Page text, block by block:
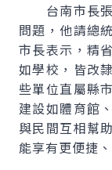
台南市長張
問題，他請總
市長表示，精
如學校，皆改
些單位直屬縣
建設如體育館
與民間互相幫
能享有更便捷